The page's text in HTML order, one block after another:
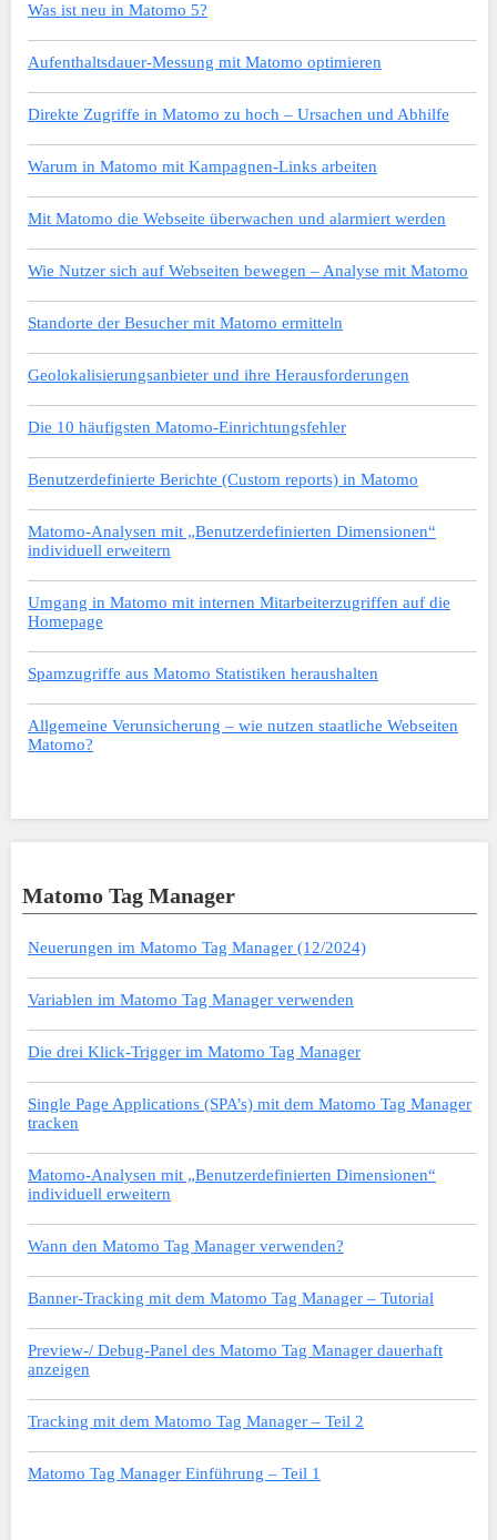
Was ist neu in Matomo 5?
Aufenthaltsdauer-Messung mit Matomo optimieren
Direkte Zugriffe in Matomo zu hoch – Ursachen und Abhilfe
Warum in Matomo mit Kampagnen-Links arbeiten
Mit Matomo die Webseite überwachen und alarmiert werden
Wie Nutzer sich auf Webseiten bewegen – Analyse mit Matomo
Standorte der Besucher mit Matomo ermitteln
Geolokalisierungsanbieter und ihre Herausforderungen
Die 10 häufigsten Matomo-Einrichtungsfehler
Benutzerdefinierte Berichte (Custom reports) in Matomo
Matomo-Analysen mit „Benutzerdefinierten Dimensionen“
individuell erweitern
Umgang in Matomo mit internen Mitarbeiterzugriffen auf die
Homepage
Spamzugriffe aus Matomo Statistiken heraushalten
Allgemeine Verunsicherung – wie nutzen staatliche Webseiten
Matomo?
Matomo Tag Manager
Neuerungen im Matomo Tag Manager (12/2024)
Variablen im Matomo Tag Manager verwenden
Die drei Klick-Trigger im Matomo Tag Manager
Single Page Applications (SPA’s) mit dem Matomo Tag Manager
tracken
Matomo-Analysen mit „Benutzerdefinierten Dimensionen“
individuell erweitern
Wann den Matomo Tag Manager verwenden?
Banner-Tracking mit dem Matomo Tag Manager – Tutorial
Preview-/ Debug-Panel des Matomo Tag Manager dauerhaft
anzeigen
Tracking mit dem Matomo Tag Manager – Teil 2
Matomo Tag Manager Einführung – Teil 1